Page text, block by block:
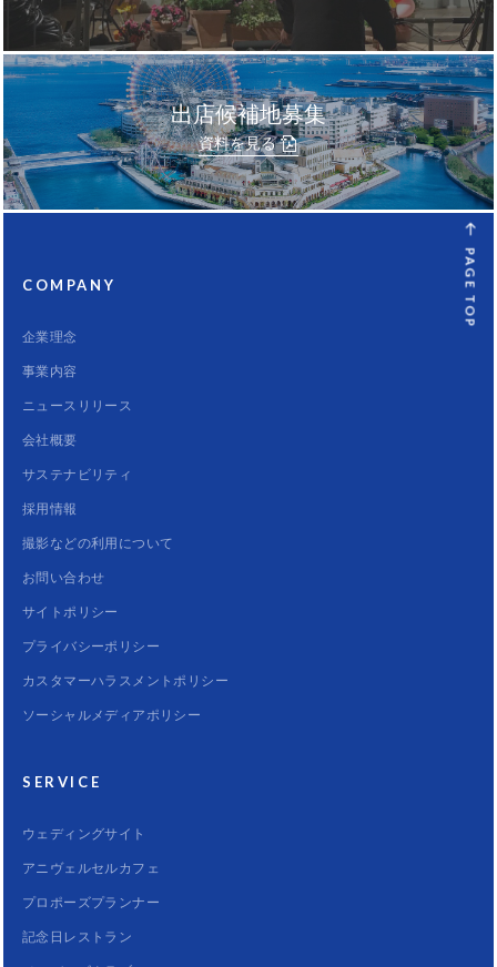
出店候補地募集
資料を見る
PAGE TOP
COMPANY
企業理念
事業内容
ニュースリリース
会社概要
サステナビリティ
採用情報
撮影などの利用について
お問い合わせ
サイトポリシー
プライバシーポリシー
カスタマーハラスメントポリシー
ソーシャルメディアポリシー
SERVICE
ウェディングサイト
アニヴェルセルカフェ
プロポーズプランナー
記念日レストラン